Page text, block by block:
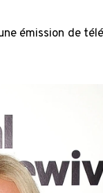
émission de